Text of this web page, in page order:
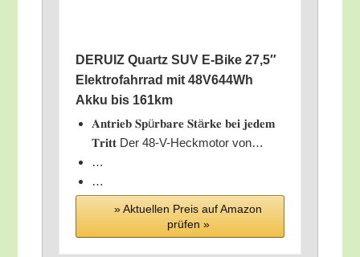
DERUIZ Quartz SUV E‑Bike 27,5″
Elek­tro­fahr­rad mit 48V644Wh
Akku bis 161km
𝐀𝐧𝐭𝐫𝐢𝐞𝐛 𝐒𝐩ü𝐫𝐛𝐚𝐫𝐞 𝐒𝐭ä𝐫𝐤𝐞 𝐛𝐞𝐢 𝐣𝐞𝐝𝐞𝐦
𝐓𝐫𝐢𝐭𝐭 Der 48-V-Heck­mo­tor von…
…
…
» Aktu­el­len Preis auf Ama­zon
prü­fen »